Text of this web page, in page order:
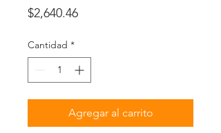
$2,640.46Precio
Cantidad *
Agregar al carrito